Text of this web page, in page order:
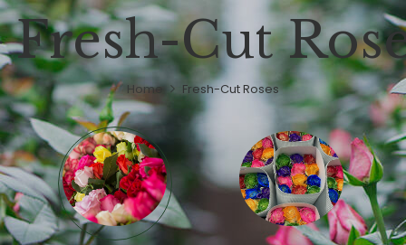
Fresh-Cut
Home Fresh-Cut Roses